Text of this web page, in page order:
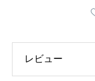
レビュー